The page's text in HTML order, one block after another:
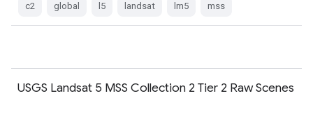
c2 global l5 landsat lm5 mss
USGS Landsat 5 MSS Collection 2 Tier 2 Raw Scenes